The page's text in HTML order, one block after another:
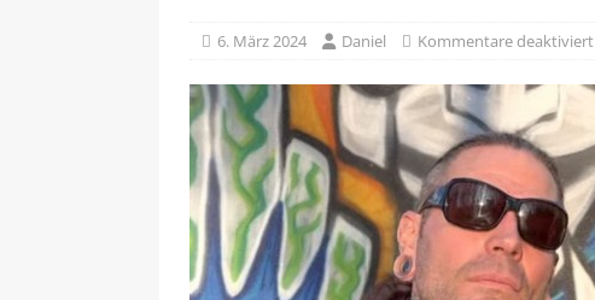
6. März 2024 Daniel Kommentare deaktiviert